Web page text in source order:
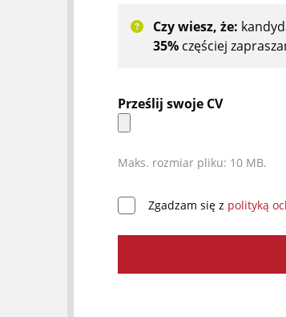
Czy wiesz, że:
35% częściej
Prześlij swoje CV
Maks. rozmiar pliku: 10 MB.
* Zgadzam się z polityką